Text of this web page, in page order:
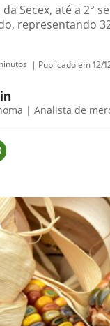
Secex, até a 2°
representando
| Publicado em 12/
| Analista de